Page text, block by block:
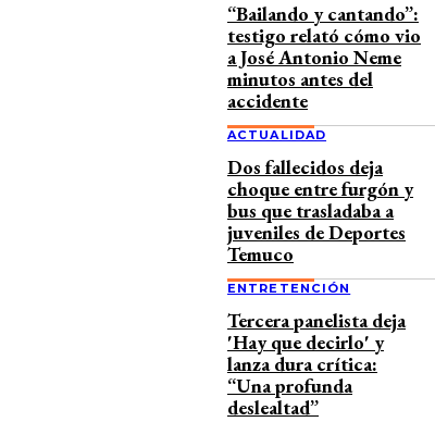
“Bailando y cantando”:
testigo relató cómo vio
a José Antonio Neme
minutos antes del
accidente
ACTUALIDAD
Dos fallecidos deja
choque entre furgón y
bus que trasladaba a
juveniles de Deportes
Temuco
ENTRETENCIÓN
Tercera panelista deja
'Hay que decirlo' y
lanza dura crítica:
“Una profunda
deslealtad”